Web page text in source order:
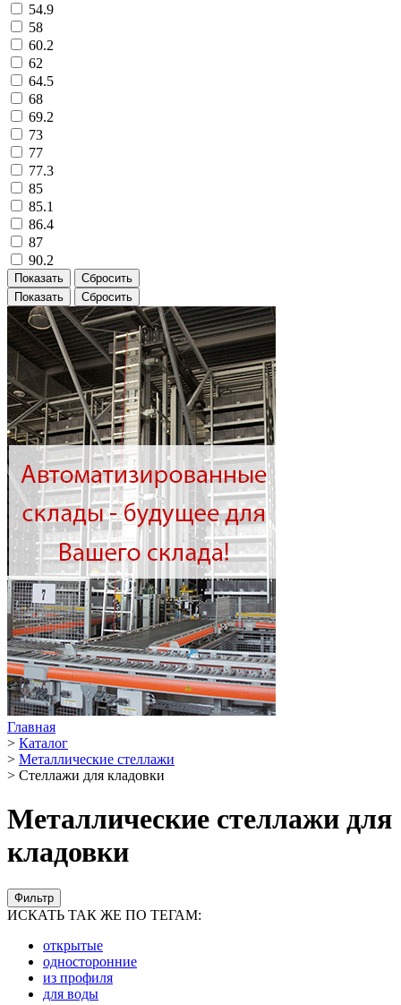
54.9
58
60.2
62
64.5
68
69.2
73
77
77.3
85
85.1
86.4
87
90.2
Показать Сбросить
Главная
> Каталог
> Металлические стеллажи
> Стеллажи для кладовки
Металлические стеллажи для
кладовки
Фильтр
ИСКАТЬ ТАК ЖЕ ПО ТЕГАМ:
открытые
односторонние
из профиля
для воды